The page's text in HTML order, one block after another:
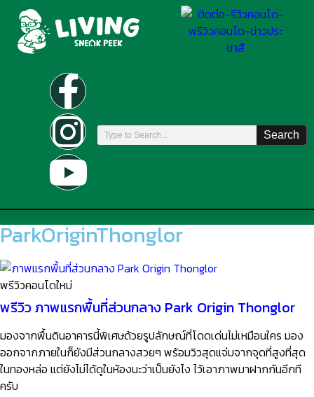
Search
ParkOriginThonglor
พรีวิวคอนโดใหม่
พรีวิว ภาพแรกพื้นที่ส่วนกลาง Park Origin Thonglor
มองจากพื้นดินอาคารนี้พิเศษด้วยรูปลักษณ์ที่โดดเด่นไม่เหมือนใคร มอง
ออกจากภายในก็ยังมีส่วนกลางสวยๆ พร้อมวิวสุดแจ่มจากจุดที่สูงที่สุด
ในทองหล่อ แต่ยังไม่ได้ดูในห้องนะว่าเป็นยังไง ไว้เอาภาพมาฝากกันอีกที
ครับ